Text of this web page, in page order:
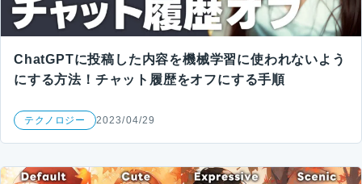
ChatGPTに投稿した内容を機械学習に使われないよう
にする方法！チャット履歴をオフにする手順
テクノロジー 2023/04/29